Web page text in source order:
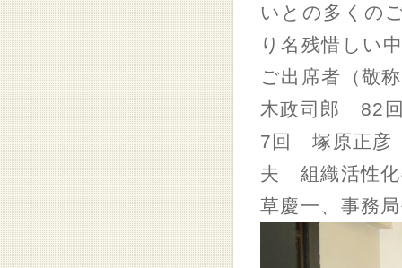
いとの多くの
り名残惜しい
ご出席者（
木政司郎 82
7回 塚原正
夫 組織活性化
草慶一、事務